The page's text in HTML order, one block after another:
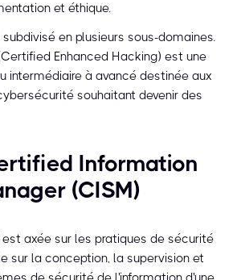
et éthique.
en plusieurs sous-domaines.
Enhanced Hacking) est une
intermédiaire à avancé destinée aux
souhaitant devenir des
Information
(CISM)
axée sur les pratiques de sécurité
sur la conception, la supervision et